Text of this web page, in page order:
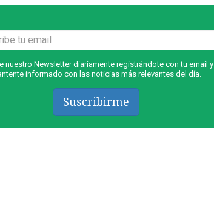
nuestro Newsletter diariamente registrándote con tu email y
informado con las noticias más relevantes del día.
Suscribirme